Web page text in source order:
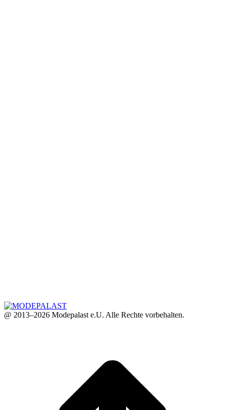
@ 2013–2026 Modepalast e.U. Alle Rechte vorbehalten.